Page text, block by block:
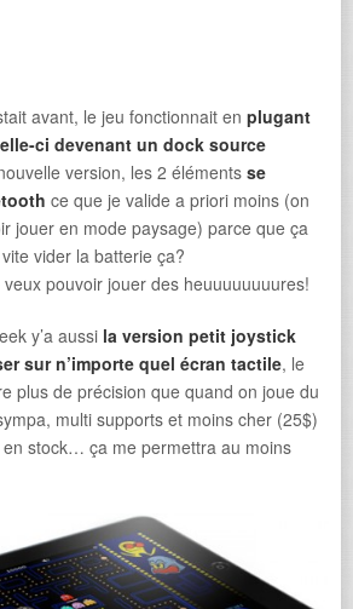
avant, le jeu fonctionnait en plugant
ci devenant un dock source
version, les 2 éléments se
ce que je valide a priori moins (on
jouer en mode paysage) parce que ça
vider la batterie ça?
pouvoir jouer des heuuuuuuuures!
y’a aussi la version petit joystick
sur n’importe quel écran tactile, le
plus de précision que quand on joue du
multi supports et moins cher (25$)
stock… ça me permettra au moins